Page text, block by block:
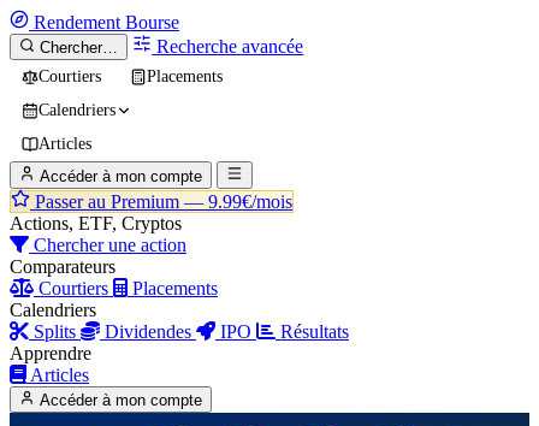
Rendement Bourse
Chercher… Recherche avancée
Courtiers
Placements
Calendriers
Articles
Accéder à mon compte
Passer au Premium — 9.99€/mois
Actions, ETF, Cryptos
Chercher une action
Comparateurs
Courtiers
Placements
Calendriers
Splits
Dividendes IPO
Résultats
Apprendre
Articles
Accéder à mon compte